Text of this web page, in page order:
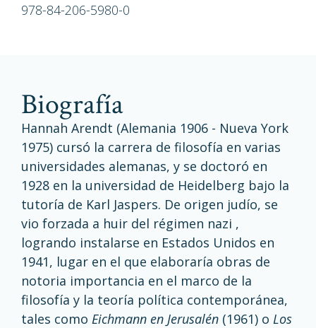
978-84-206-5980-0
biografía
Hannah Arendt (Alemania 1906 - Nueva York
1975) cursó la carrera de filosofía en varias
universidades alemanas, y se doctoró en
1928 en la universidad de Heidelberg bajo la
tutoría de Karl Jaspers. De origen judío, se
vio forzada a huir del régimen nazi ,
logrando instalarse en Estados Unidos en
1941, lugar en el que elaboraría obras de
notoria importancia en el marco de la
filosofía y la teoría política contemporánea,
tales como Eichmann en Jerusalén (1961) o Los